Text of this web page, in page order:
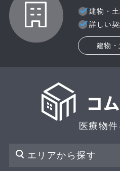
建物・
詳しい
建物
医療物
エリアから探す